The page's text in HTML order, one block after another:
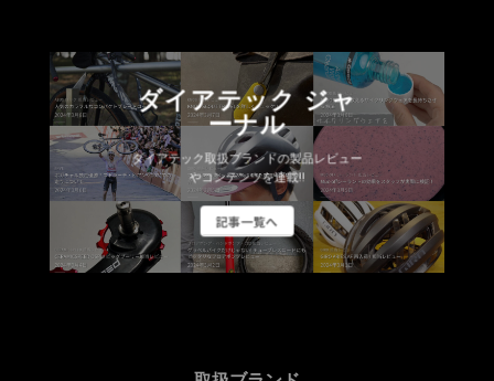
ダイアテック ジャ
ーナル
ダイアテック取扱ブランドの製品レビュー
やコンテンツを連載!!
記事一覧へ